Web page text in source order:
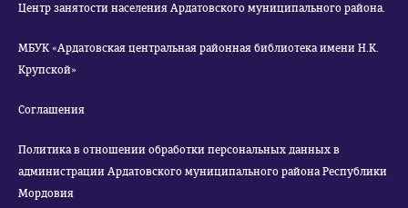
Центр занятости населения Ардатовского муниципального района.
МБУК «Ардатовская центральная районная библиотека имени Н.К.
Крупской»
Соглашения
Политика в отношении обработки персональных данных в
администрации Ардатовского муниципального района Республики
Мордовия